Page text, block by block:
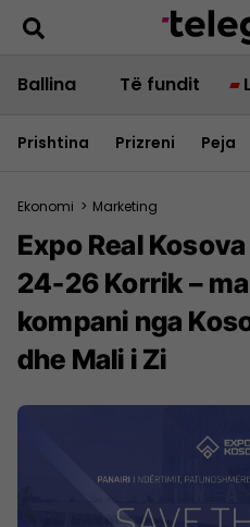
Ballina Të fundit
Prishtina Prizreni Peja
Ekonomi > Marketing
Expo Real
24-26 Korrik –
kompani nga
dhe Mali i Zi